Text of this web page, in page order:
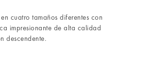
cuatro tamaños diferentes con
impresionante de alta calidad
descendente.